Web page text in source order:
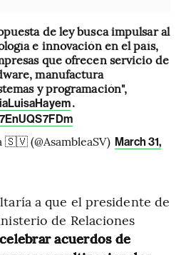
de ley busca impulsar al
e innovación en el país,
que ofrecen servicio de
manufactura
y programación",
.
🇸🇻 (@AsambleaSV) March 31,
a que el presidente de
de Relaciones
acuerdos de